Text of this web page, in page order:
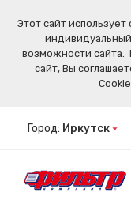
Этот сайт
возможности сайта.
сайт, Вы
Город: Иркутск